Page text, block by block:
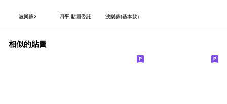
波樂熊2 四平 貼圖委託 波樂熊(基本款)
相似的貼圖